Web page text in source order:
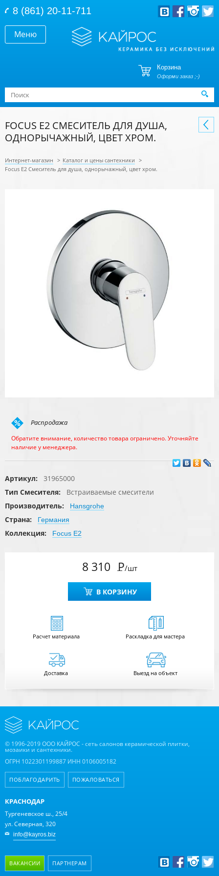
Меню
8 (861) 20-11-711
Корзина
Оформи заказ ;-)
Форма поиска
Поиск
FOCUS E2 СМЕСИТЕЛЬ ДЛЯ ДУША,
ОДНОРЫЧАЖНЫЙ, ЦВЕТ ХРОМ.
Интернет-магазин > Каталог и цены сантехники >
Focus E2 Смеситель для душа, однорычажный, цвет хром.
Распродажа
Обратите внимание, количество товара ограничено. Уточняйте
наличие у менеджера.
Артикул:
31965000
Тип Смесителя:
Встраиваемые смесители
Производитель:
Hansgrohe
Страна: Германия
Коллекция: Focus E2
8 310 Р/шт
В КОРЗИНУ
Расчетматериала Раскладка для мастера
Доставка Выезд на объект
© 1996-2019 ООО КАЙРОС - сеть салонов керамической плитки,
мозаики и сантехники.
ОГРН 1022301199887 ИНН 0106005182
ПОБЛАГОДАРИТЬ ПОЖАЛОВАТЬСЯ
КРАСНОДАР
Тургеневское ш., 25/4
ул. Северная, 320
info@kayros.biz
ВАКАНСИИ ПАРТНЕРАМ